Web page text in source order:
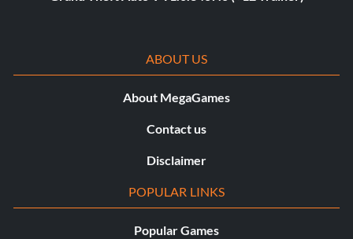
ABOUT US
About MegaGames
Contact us
Disclaimer
POPULAR LINKS
Popular Games